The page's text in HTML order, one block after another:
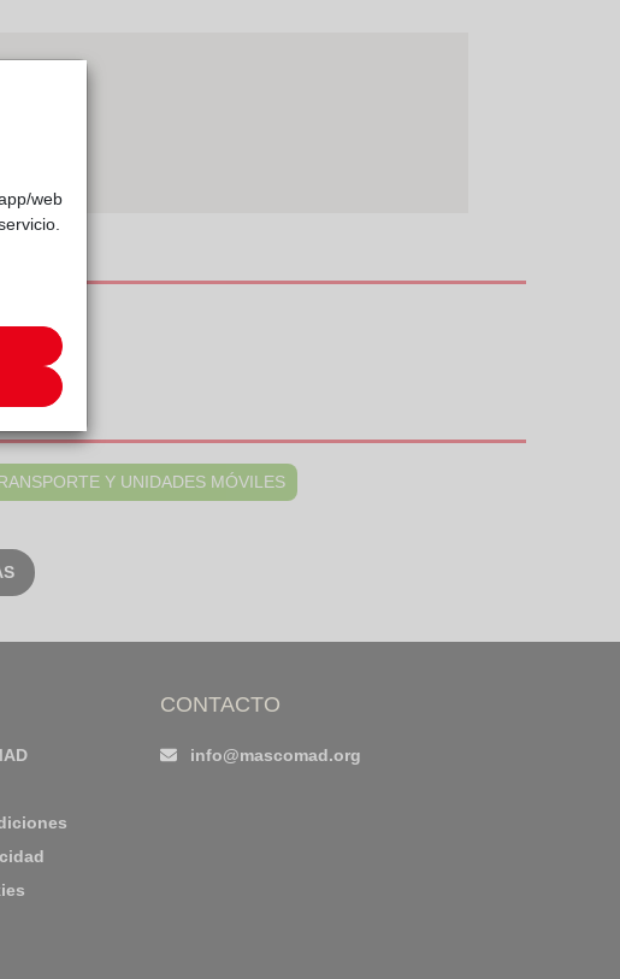
Y UNIDADES MÓVILES
CONTACTO
info@mascomad.org
web